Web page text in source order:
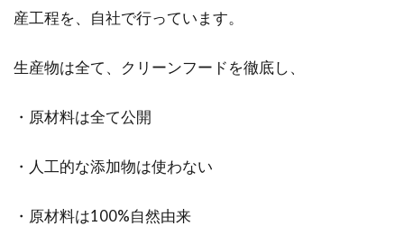
産工程を、自社で行っています。
生産物は全て、クリーンフードを徹底し、
・原材料は全て公開
・人工的な添加物は使わない
・原材料は100%自然由来